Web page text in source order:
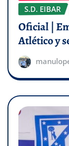
S.D. EIBAR
Oficial |
Atlético y